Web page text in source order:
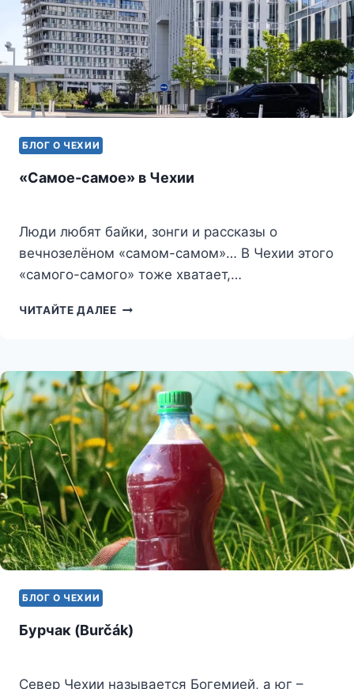
БЛОГ О ЧЕХИИ
«Самое-самое» в Чехии
Люди любят байки, зонги и рассказы о
вечнозелёном «самом-самом»… В Чехии этого
«самого-самого» тоже хватает,…
ЧИТАЙТЕ ДАЛЕЕ«САМОЕ-
БЛОГ О ЧЕХИИ
Бурчак (Burčák)
Север Чехии называется Богемией, а юг –